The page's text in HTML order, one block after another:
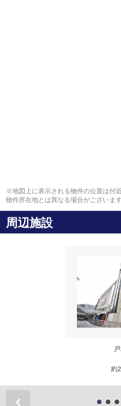
※地図上に表示される物件の位置は付
物件所在地とは異なる場合がございます
周辺施設
約